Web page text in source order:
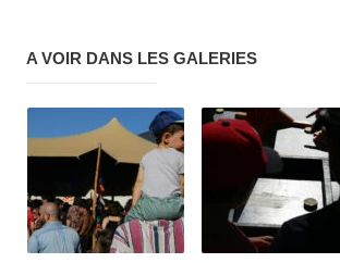
A VOIR DANS LES GALERIES